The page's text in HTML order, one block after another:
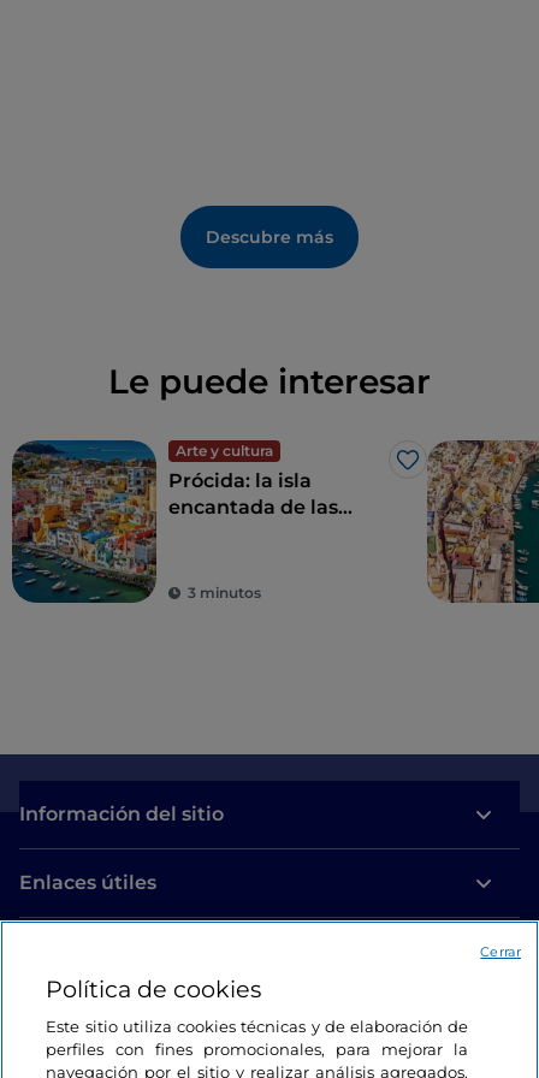
Descubre más
Le puede interesar
Arte y cultura
Me gusta
Prócida: la isla
encantada de las
3 minutos
Información del sitio
Enlaces útiles
Estamos en contacto
Política de cookies
Este sitio utiliza cookies técnicas y de elaboración de
perfiles con fines promocionales, para mejorar la
navegación por el sitio y realizar análisis agregados.
Cerrar